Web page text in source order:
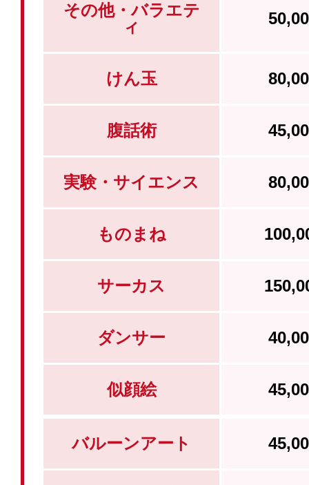
その他・バラエテ
ィ
けん玉
腹話術
実験・サイエンス
ものまね
サーカス
ダンサー
似顔絵
バルーンアート